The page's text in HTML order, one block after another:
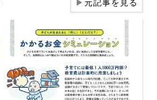
▶元記事を見る